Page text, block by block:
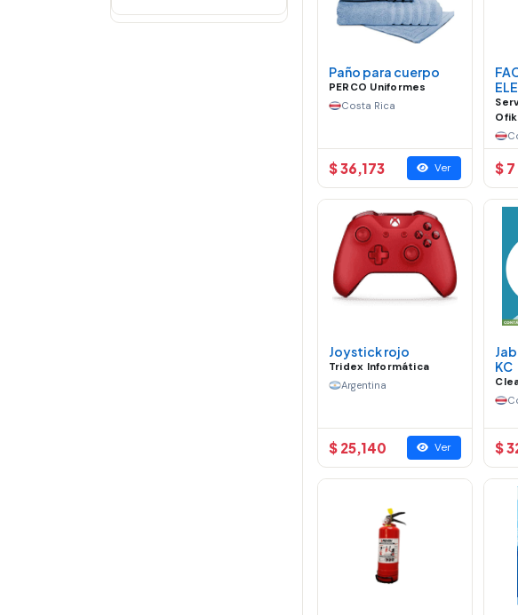
Paño para cuerpo
PERCO Uniformes
Costa Rica
$ 36,173 Ver $ 7
Joystick rojo
Tridex Informática
Argentina
$ 25,140 Ver
KC
$